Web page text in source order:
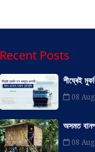
Recent Posts
শীঘ্ৰেই
08
অসমত
08